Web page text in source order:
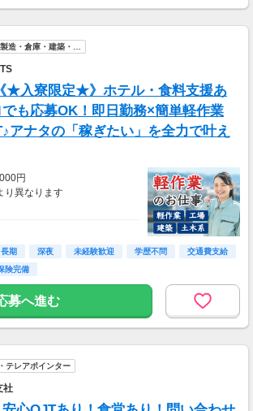
歓迎！
造・倉庫・建築・…
★入寮限定★》ホテル・食料支援あ
も応募OK！即日勤務×簡単軽作業
アナタの「稼ぎたい」を全力で叶え
円
り異なります
も可能！／
円〜
時給2,160円〜
長期 深夜 未経験歓迎 学歴不問
交通費支給
険完備
募へ進む
テレアポインター
社